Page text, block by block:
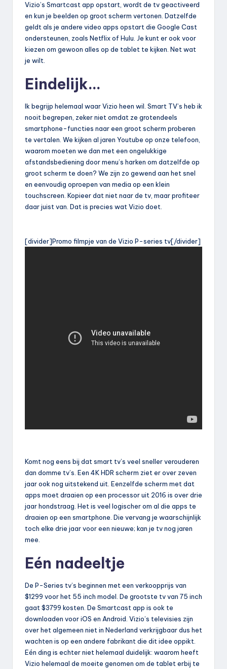
Vizio’s Smartcast app opstart, wordt de tv geactiveerd
en kun je beelden op groot scherm vertonen. Datzelfde
geldt als je andere video apps opstart die Google Cast
ondersteunen, zoals Netflix of Hulu. Je kunt er ook voor
kiezen om gewoon alles op de tablet te kijken. Net wat
je wilt.
Eindelijk…
Ik begrijp helemaal waar Vizio heen wil. Smart TV’s heb ik
nooit begrepen, zeker niet omdat ze grotendeels
smartphone-functies naar een groot scherm proberen
te vertalen. We kijken al jaren Youtube op onze telefoon,
waarom moeten we dan met een ongelukkige
afstandsbediening door menu’s harken om datzelfde op
groot scherm te doen? We zijn zo gewend aan het snel
en eenvoudig oproepen van media op een klein
touchscreen. Kopieer dat niet naar de tv, maar profiteer
daar juist van. Dat is precies wat Vizio doet.
[divider]Promo filmpje van de Vizio P-series tv[/divider]
Komt nog eens bij dat smart tv’s veel sneller verouderen
dan domme tv’s. Een 4K HDR scherm ziet er over zeven
jaar ook nog uitstekend uit. Eenzelfde scherm met dat
apps moet draaien op een processor uit 2016 is over drie
jaar hondstraag. Het is veel logischer om al die apps te
draaien op een smartphone. Die vervang je waarschijnlijk
toch elke drie jaar voor een nieuwe; kan je tv nog jaren
mee.
Eén nadeeltje
De P-Series tv’s beginnen met een verkoopprijs van
$1299 voor het 55 inch model. De grootste tv van 75 inch
gaat $3799 kosten. De Smartcast app is ook te
downloaden voor iOS en Android. Vizio’s televisies zijn
over het algemeen niet in Nederland verkrijgbaar dus het
wachten is op een andere fabrikant die dit idee oppikt.
Eén ding is echter niet helemaal duidelijk: waarom heeft
Vizio helemaal de moeite genomen om de tablet erbij te